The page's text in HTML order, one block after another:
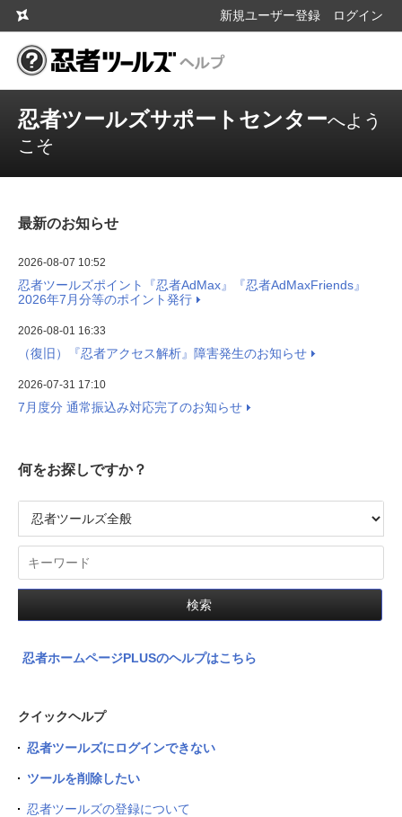
新規ユーザー登録 ログイン
忍者ツールズサポートセンターへよう
こそ
最新のお知らせ
2026-08-07 10:52
忍者ツールズポイント『忍者AdMax』『忍者AdMaxFriends』
2026年7月分等のポイント発行
2026-08-01 16:33
（復旧）『忍者アクセス解析』障害発生のお知らせ
2026-07-31 17:10
7月度分 通常振込み対応完了のお知らせ
何をお探しですか？
忍者ホームページPLUSのヘルプはこちら
クイックヘルプ
忍者ツールズにログインできない
ツールを削除したい
忍者ツールズの登録について